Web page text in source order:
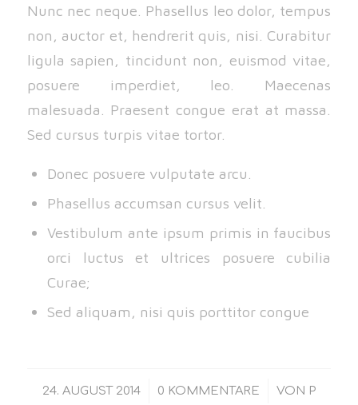
Nunc nec neque. Phasellus leo dolor, tempus
non, auctor et, hendrerit quis, nisi. Curabitur
ligula sapien, tincidunt non, euismod vitae,
posuere imperdiet, leo. Maecenas
malesuada. Praesent congue erat at massa.
Sed cursus turpis vitae tortor.
Donec posuere vulputate arcu.
Phasellus accumsan cursus velit.
Vestibulum ante ipsum primis in faucibus
orci luctus et ultrices posuere cubilia
Curae;
Sed aliquam, nisi quis porttitor congue
24. AUGUST 2014
/ 0 KOMMENTARE
/ VON P